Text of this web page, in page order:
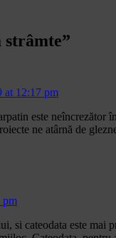
strâmte”
at 12:17 pm
este
ne atârnă de
pm
si cateodata este mai